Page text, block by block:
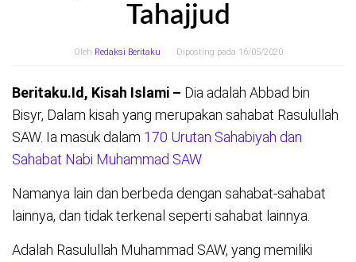
Tahajjud
Oleh Redaksi Beritaku Diposting pada 16/05/2020
Beritaku.Id, Kisah Islami – Dia adalah Abbad bin
Bisyr, Dalam kisah yang merupakan sahabat Rasulullah
SAW. Ia masuk dalam 170 Urutan Sahabiyah dan
Sahabat Nabi Muhammad SAW
Namanya lain dan berbeda dengan sahabat-sahabat
lainnya, dan tidak terkenal seperti sahabat lainnya.
Adalah Rasulullah Muhammad SAW, yang memiliki